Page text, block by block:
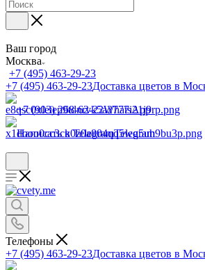
Ваш город
Москва
+7 (495) 463-29-23
+7 (495) 463-29-23Доставка цветов в
+7 (903) 268-62-22WhatsApp
Написать в TelegramTelegram
Телефоны
+7 (495) 463-29-23Доставка цветов в